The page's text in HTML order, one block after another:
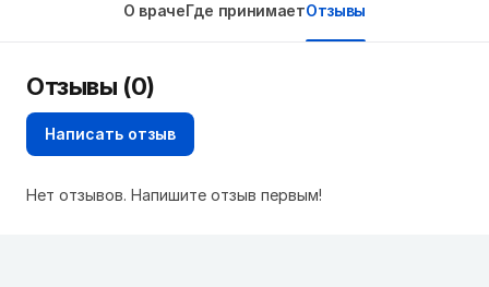
О врачеГде принимаетОтзывы
Отзывы (0)
Написать отзыв
Нет отзывов. Напишите отзыв первым!